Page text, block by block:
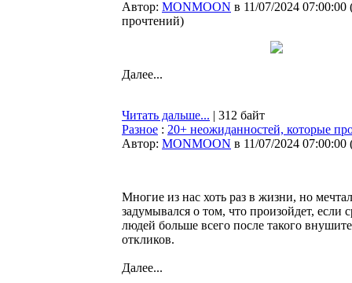
Автор: MONMOON в 11/07/2024 07:00:00
прочтений)
Далее...
Читать дальше... | 312 байт
Разное : 20+ неожиданностей, которые
Автор: MONMOON в 11/07/2024 07:00:00
Многие из нас хоть раз в жизни, но
задумывался о том, что произойдет, если
людей больше всего после такого
откликов.
Далее...